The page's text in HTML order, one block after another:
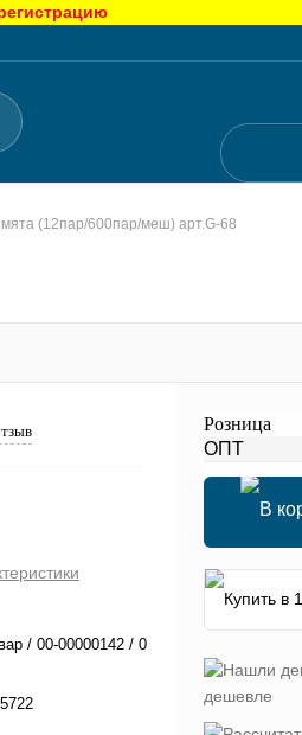
(12пар/600пар/меш) арт.G-68
/ 00-00000142 / 0
Розница
ОПТ
дешевле